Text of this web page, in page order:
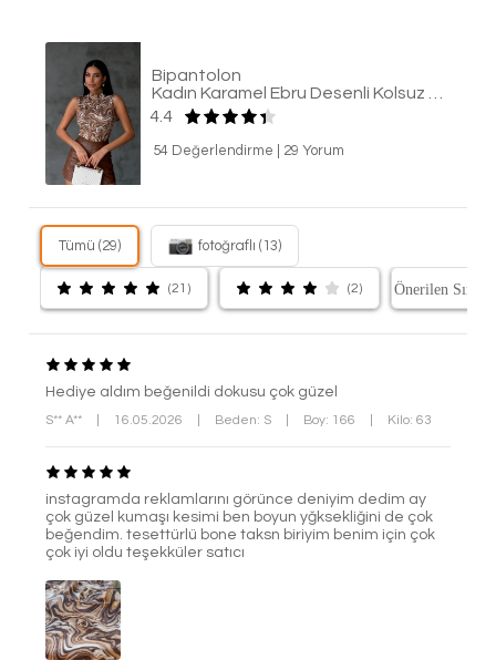
Bipantolon
4.4
54 Değerlendirme 29 Yorum
Tümü (29) fotoğraflı (13)
(21) (2)
Hediye aldım beğenildi dokusu çok güzel
S** A** 16.05.2026 Beden: S Boy: 166 Kilo: 63
instagramda reklamlarını görünce deniyim dedim ay
çok güzel kumaşı kesimi ben boyun yğksekliğini de çok
beğendim. tesettürlü bone taksn biriyim benim için çok
çok iyi oldu teşekküler satıcı